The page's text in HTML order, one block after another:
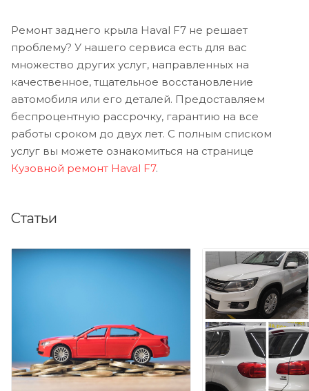
Ремонт заднего крыла Haval F7 не решает
проблему? У нашего сервиса есть для вас
множество других услуг, направленных на
качественное, тщательное восстановление
автомобиля или его деталей. Предоставляем
беспроцентную рассрочку, гарантию на все
работы сроком до двух лет. С полным списком
услуг вы можете ознакомиться на странице
Кузовной ремонт Haval F7.
Статьи